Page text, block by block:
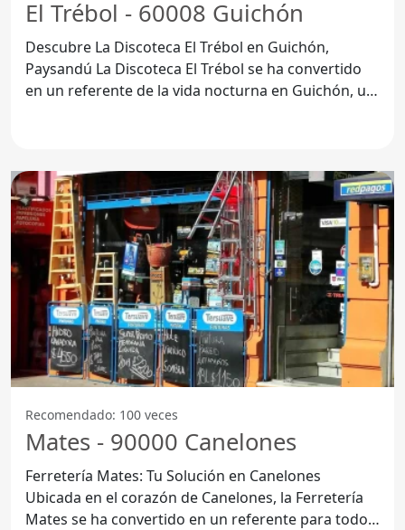
El Trébol - 60008 Guichón
Descubre La Discoteca El Trébol en Guichón,
Paysandú La Discoteca El Trébol se ha convertido
en un referente de la vida nocturna en Guichón, un
Recomendado: 100 veces
Mates - 90000 Canelones
Ferretería Mates: Tu Solución en Canelones
Ubicada en el corazón de Canelones, la Ferretería
Mates se ha convertido en un referente para todos